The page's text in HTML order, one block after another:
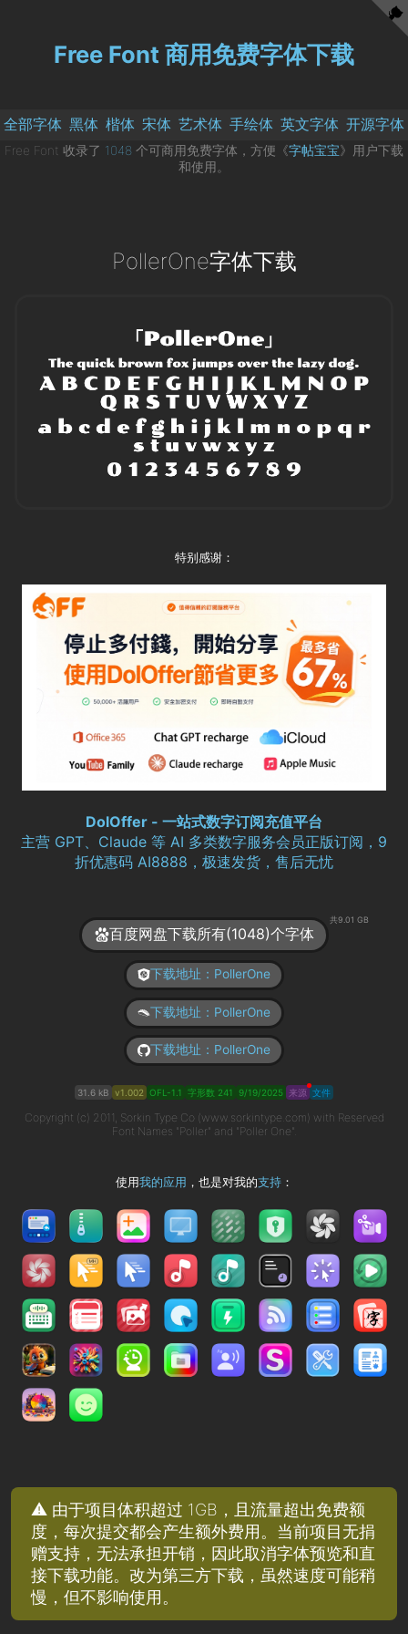
Free Font 商用免费字体下载
全部字体 黑体 楷体 宋体 艺术体 手绘体 英文字体 开源字体
Free Font 收录了 1048 个可商用免费字体，方便《字帖宝宝》用户下载
和使用。
PollerOne字体下载
特别感谢：
DolOffer - 一站式数字订阅充值平台
主营 GPT、Claude 等 AI 多类数字服务会员正版订阅，9
折优惠码 AI8888，极速发货，售后无忧
百度网盘下载所有(1048)个字体
共9.01 GB
下载地址：PollerOne
下载地址：PollerOne
下载地址：PollerOne
31.6 kB v1.002 OFL-1.1 字形数 241 9/19/2025 来源 文件
Copyright (c) 2011, Sorkin Type Co (www.sorkintype.com) with Reserved
Font Names "Poller" and "Poller One".
使用我的应用 ，也是对我的支持：
⚠️ 由于项目体积超过 1GB，且流量超出免费额
度，每次提交都会产生额外费用。当前项目无捐
赠支持，无法承担开销，因此取消字体预览和直
接下载功能。改为第三方下载，虽然速度可能稍
慢，但不影响使用。